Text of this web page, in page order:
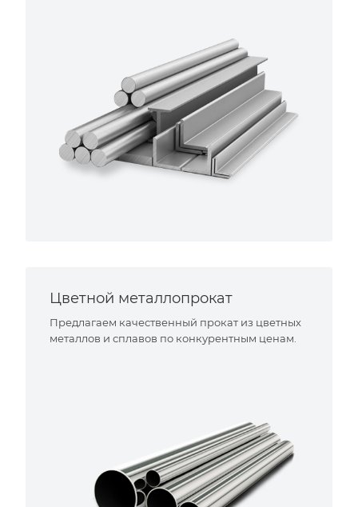
Цветной металлопрокат
Предлагаем качественный прокат из цветных
металлов и сплавов по конкурентным ценам.